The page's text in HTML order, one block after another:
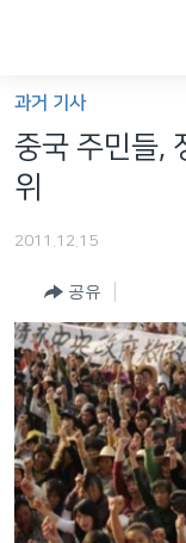
가
능
링
텐
츠
로
이
동
메
인
세계
프로그램
주파수 안내
FOLLOW US
언어 선택
과거 기사
중국 주민들,
위
2011.12.15
공유